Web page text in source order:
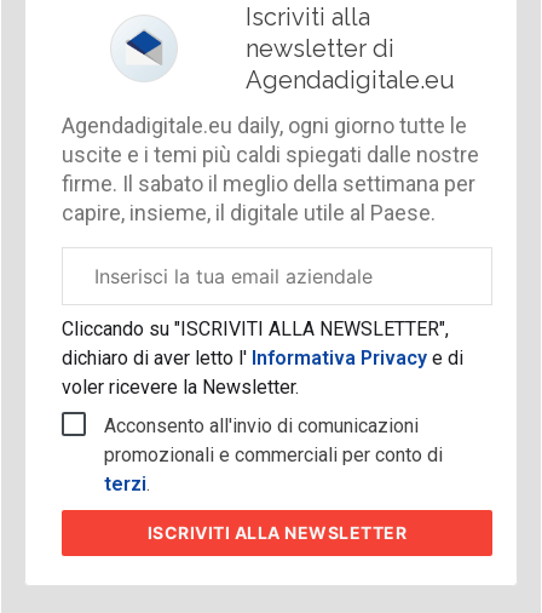
Iscriviti alla
newsletter di
Agendadigitale.eu
Agendadigitale.eu daily, ogni giorno tutte le
uscite e i temi più caldi spiegati dalle nostre
firme. Il sabato il meglio della settimana per
capire, insieme, il digitale utile al Paese.
aziendale
Cliccando su "ISCRIVITI ALLA NEWSLETTER",
dichiaro di aver letto l'Informativa Privacy e di
voler ricevere la Newsletter.
Acconsento all'invio di comunicazioni
promozionali e commerciali per conto di
terzi.
ISCRIVITI ALLA NEWSLETTER